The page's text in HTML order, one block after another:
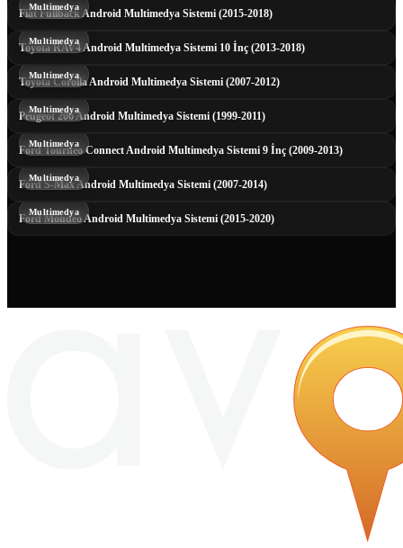
Fiat Fullback Android Multimedya Sistemi (2015-2018)
Multimedya
Toyota RAV4 Android Multimedya Sistemi 10 İnç (2013-2018)
Multimedya
Toyota Corolla Android Multimedya Sistemi (2007-2012)
Multimedya
Peugeot 206 Android Multimedya Sistemi (1999-2011)
Multimedya
Ford Tourneo Connect Android Multimedya Sistemi 9 İnç (2009-2013)
Multimedya
Ford S-Max Android Multimedya Sistemi (2007-2014)
Multimedya
Ford Mondeo Android Multimedya Sistemi (2015-2020)
Multimedya